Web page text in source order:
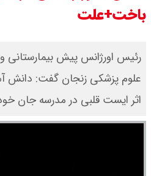
+ جدول
باخت+علت
رئیس اورژانس پیش بیمارستانی
اثر ایست قلبی در مدرسه جان